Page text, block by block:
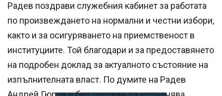
Радев поздрави служебния кабинет за работата
по произвеждането на нормални и честни избори,
както и за осигуряването на приемственост в
институциите. Той благодари и за предоставянето
на подробен доклад за актуалното състояние на
изпълнителната власт. По думите на Радев